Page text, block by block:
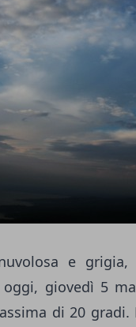
e
giovedì 5
di 20